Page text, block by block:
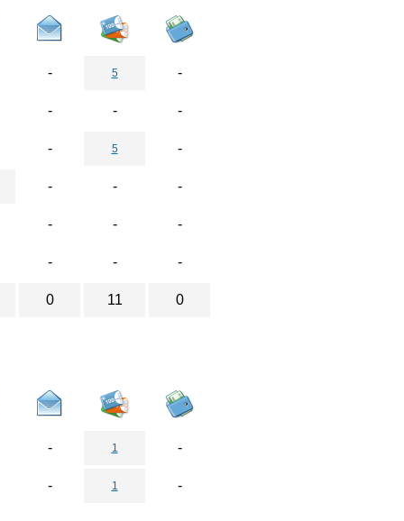
- 5 -
- - -
- 5 -
- - -
- - -
- - -
0 11 0
- 1 -
- 1 -